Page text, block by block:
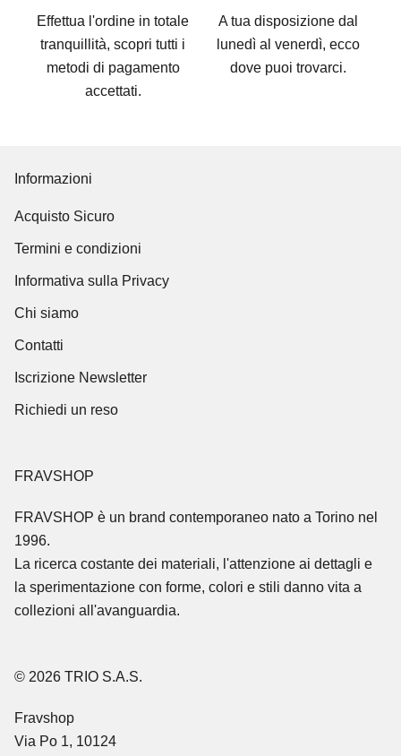
Effettua l'ordine in totale
tranquillità, scopri tutti i
metodi di pagamento
accettati.
A tua disposizione dal
lunedì al venerdì, ecco
dove puoi trovarci.
Informazioni
Acquisto Sicuro
Termini e condizioni
Informativa sulla Privacy
Chi siamo
Contatti
Iscrizione Newsletter
Richiedi un reso
FRAVSHOP
FRAVSHOP è un brand contemporaneo nato a Torino nel
1996.
La ricerca costante dei materiali, l'attenzione ai dettagli e
la sperimentazione con forme, colori e stili danno vita a
collezioni all'avanguardia.
© 2026 TRIO S.A.S.
Fravshop
Via Po 1, 10124